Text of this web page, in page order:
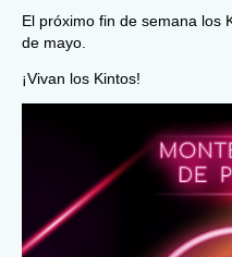
El próximo fin de semana los
de mayo.
¡Vivan los Kintos!